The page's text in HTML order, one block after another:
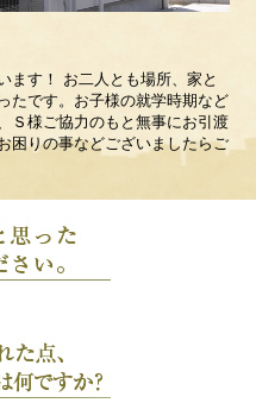
ます！ お二人とも場所、家と
たです。お子様の就学時期など
Ｓ様ご協力のもと無事にお引渡
困りの事などございましたらご